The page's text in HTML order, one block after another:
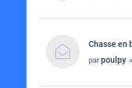
Chasse en
parpoulpy